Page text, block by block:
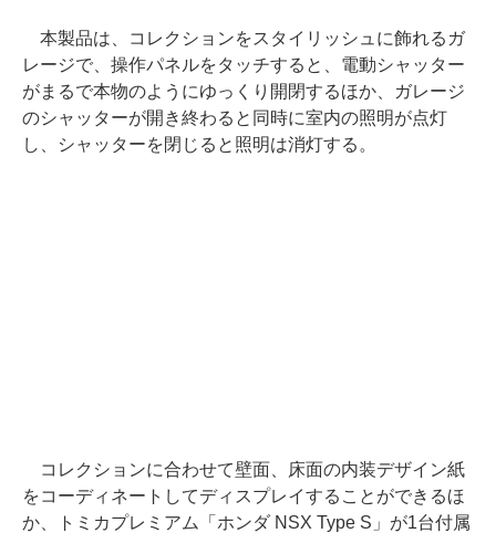
本製品は、コレクションをスタイリッシュに飾れるガ
レージで、操作パネルをタッチすると、電動シャッター
がまるで本物のようにゆっくり開閉するほか、ガレージ
のシャッターが開き終わると同時に室内の照明が点灯
し、シャッターを閉じると照明は消灯する。
コレクションに合わせて壁面、床面の内装デザイン紙
をコーディネートしてディスプレイすることができるほ
か、トミカプレミアム「ホンダ NSX Type S」が1台付属